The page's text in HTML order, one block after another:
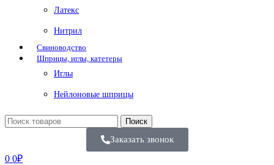
Латекс
Нитрил
Свиноводство
Шприцы, иглы, катетеры
Иглы
Нейлоновые шприцы
Поиск
Заказать звонок
0 0₽